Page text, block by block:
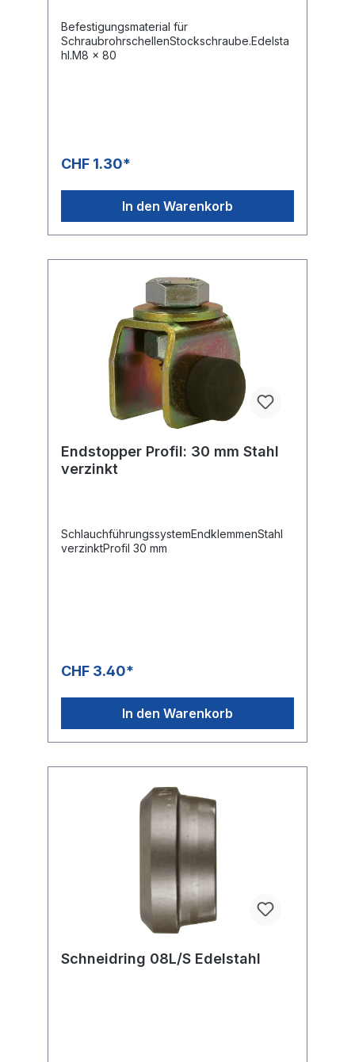
Befestigungsmaterial für
SchraubrohrschellenStockschraube.Edelsta
hl.M8 x 80
CHF 1.30*
In den Warenkorb
Endstopper Profil: 30 mm Stahl
verzinkt
SchlauchführungssystemEndklemmenStahl
verzinktProfil 30 mm
CHF 3.40*
In den Warenkorb
Schneidring 08L/S Edelstahl